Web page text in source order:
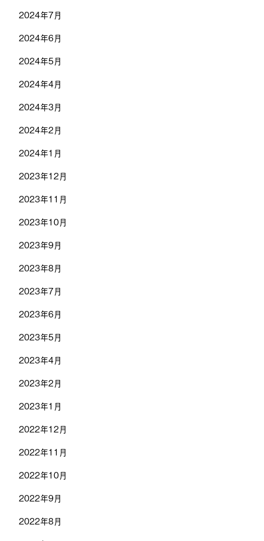
2024年7月
2024年6月
2024年5月
2024年4月
2024年3月
2024年2月
2024年1月
2023年12月
2023年11月
2023年10月
2023年9月
2023年8月
2023年7月
2023年6月
2023年5月
2023年4月
2023年2月
2023年1月
2022年12月
2022年11月
2022年10月
2022年9月
2022年8月